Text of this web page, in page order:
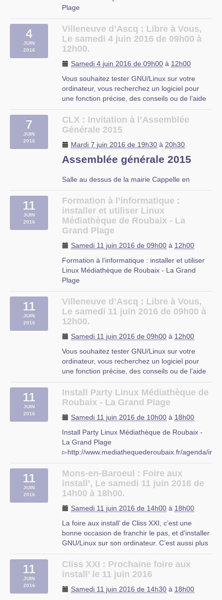
Plage
informatique-installer-utiliser-linux
Trois ateliers informatiques et une install party
ouverte à tous pour apprendre à maîtriser
4
JUIN
2016
Villeneuve d’Ascq : Libre à Vous,
Le samedi 4 juin 2016 de 09h00 à
12h00.
Samedi 4 juin 2016 de 09h00 à 12h00
Vous souhaitez tester GNU/Linux sur votre
ordinateur, vous recherchez un logiciel pour
une fonction précise, des conseils ou de l’aide
Libre à Vous est une permanence destinée à
vous faciliter l’utilisation de l’informatique. Vous
7
JUIN
2016
CLX : Invitation à l’Assemblée
Générale 2015
Mardi 7 juin 2016 de 19h30 à 20h30
Assemblée générale 2015
Salle au dessus de la mairie Cappelle en
11
JUIN
2016
Formation à l’informatique :
installer et utiliser Linux
Médiathèque de Roubaix - La
Grand Plage
Samedi 11 juin 2016 de 09h00 à 12h00
Formation à l’informatique : installer et utiliser
Linux Médiathèque de Roubaix - La Grand
Plage
informatique-installer-utiliser-linux
Trois ateliers informatiques et une install party
ouverte à tous pour apprendre à maîtriser
11
JUIN
2016
Villeneuve d’Ascq : Libre à Vous,
Le samedi 11 juin 2016 de 09h00 à
12h00.
Samedi 11 juin 2016 de 09h00 à 12h00
Vous souhaitez tester GNU/Linux sur votre
ordinateur, vous recherchez un logiciel pour
une fonction précise, des conseils ou de l’aide
Libre à Vous est une permanence destinée à
vous faciliter l’utilisation de l’informatique. Vous
11
JUIN
2016
Install Party Linux Médiathèque de
Roubaix - La Grand Plage
Samedi 11 juin 2016 de 10h00 à 18h00
Install Party Linux Médiathèque de Roubaix -
La Grand Plage
▻http://www.mediathequederoubaix.fr/agenda/
Vous souhaitez réinstaller votre ordinateur avec
un système stable et gratuit ? Nous avons une
solution pour vous !
Linux (…)
MDA Roubaix
11
JUIN
2016
Mons-en-Baroeul : Foire aux
install’, Le samedi 11 juin 2016 de
14h00 à 18h00.
Samedi 11 juin 2016 de 14h00 à 18h00
La foire aux install’ de Cliss XXI, c’est une
bonne occasion de franchir le pas, et d’installer
GNU/Linux sur son ordinateur. C’est aussi plus
connaissances, d’entraides et d’échanges
autour du logiciel libre.
11
JUIN
2016
Cliss XXI : Prochaine foire aux
install’ le 11 juin 2016
Samedi 11 juin 2016 de 14h30 à 18h00